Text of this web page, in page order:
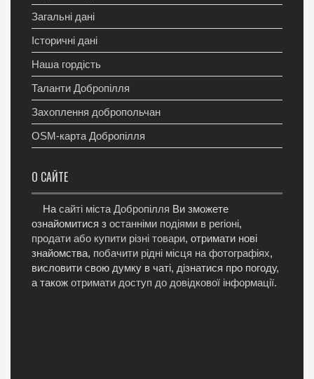
Загальні дані
Історичні дані
Наша гордість
Таланти Добропілля
Захоплення добропольчан
OSM-карта Добропілля
О САЙТЕ
На сайті міста Добропілля Ви зможете
ознайомитися з останніми подіями в регіоні,
продати або купити різні товари, отримати нові
знайомства, побачити рідні місця на фотографіях,
висловити свою думку в чаті, дізнатися про погоду,
а також отримати доступ до довідкової інформації.